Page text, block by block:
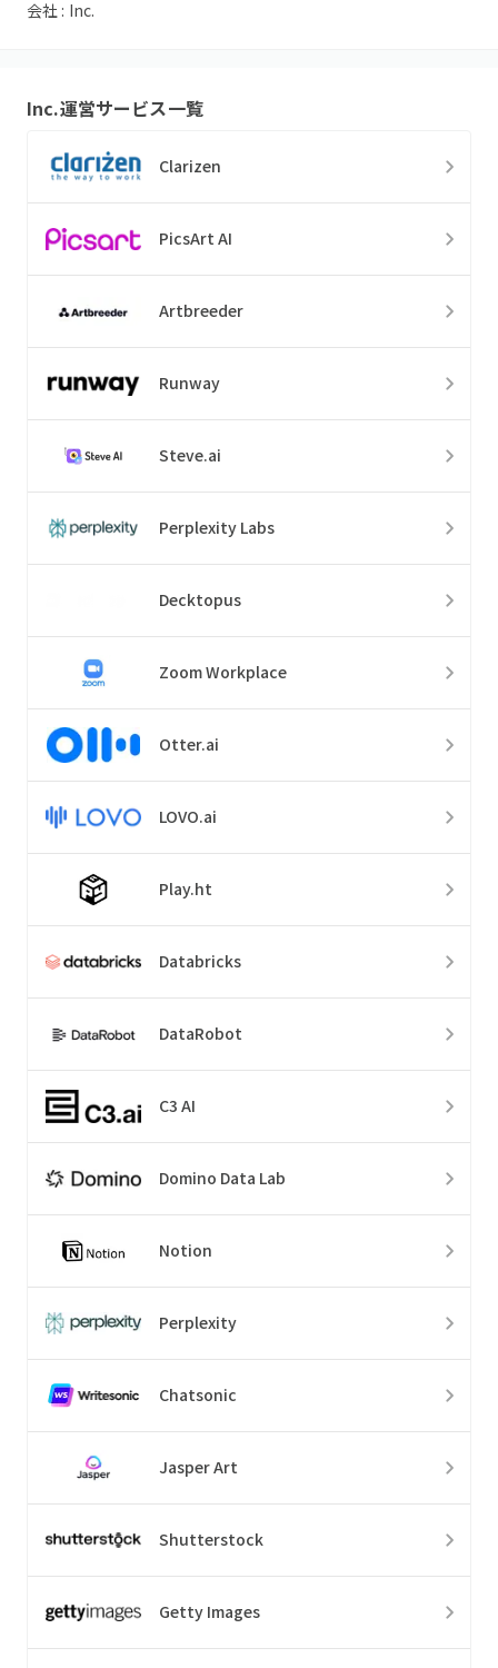
会社 : Inc.
Inc.運営サービス一覧
Clarizen
PicsArt AI
Artbreeder
Runway
Steve.ai
Perplexity Labs
Decktopus
Zoom Workplace
Otter.ai
LOVO.ai
Play.ht
Databricks
DataRobot
C3 AI
Domino Data Lab
Notion
Perplexity
Chatsonic
Jasper Art
Shutterstock
Getty Images